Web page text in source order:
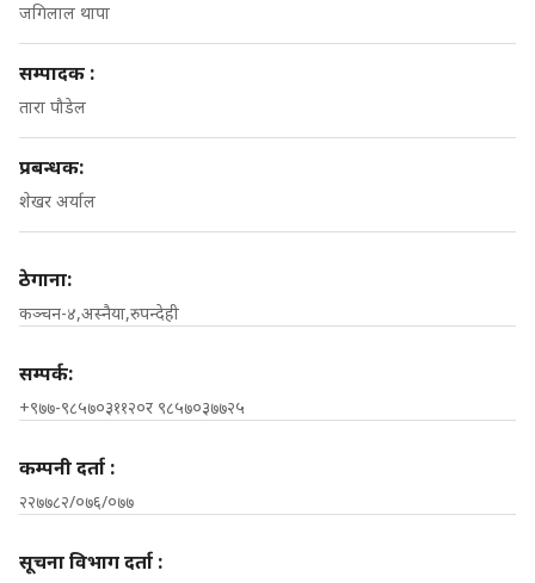
जगिलाल थापा
सम्पादक :
तारा पौडेल
प्रबन्धक:
शेखर अर्याल
ठेगाना:
कञ्चन-४,अस्नैया,रुपन्देही
सम्पर्क:
+९७७-९८५७०३११२०र ९८५७०३७७२५
कम्पनी दर्ता :
२२७७८२/०७६/०७७
सूचना विभाग दर्ता :